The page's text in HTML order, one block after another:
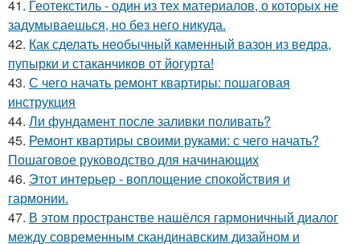
41. Геотекстиль - один из тех материалов, о которых не
задумываешься, но без него никуда.
42. Как сделать необычный каменный вазон из ведра,
пупырки и стаканчиков от йогурта!
43. С чего начать ремонт квартиры: пошаговая
инструкция
44. Ли фундамент после заливки поливать?
45. Ремонт квартиры своими руками: с чего начать?
Пошаговое руководство для начинающих
46. Этот интерьер - воплощение спокойствия и
гармонии.
47. В этом пространстве нашёлся гармоничный диалог
между современным скандинавским дизайном и